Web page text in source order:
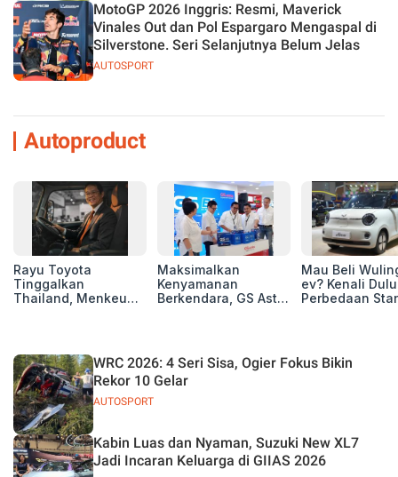
AUTOSPORT
MotoGP 2026 Inggris: Resmi, Maverick
Vinales Out dan Pol Espargaro Mengaspal di
Silverstone. Seri Selanjutnya Belum Jelas
Autoproduct
Rayu Toyota
Tinggalkan
Thailand, Menkeu
Basis Produksi
ASEAN
Maksimalkan
Kenyamanan
Berkendara, GS Astra
2026
Mau Beli
ev? Kenali Dulu
Perbedaan
AUTOSPORT
WRC 2026: 4 Seri Sisa, Ogier Fokus Bikin
Rekor 10 Gelar
Kabin Luas dan Nyaman, Suzuki New XL7
Jadi Incaran Keluarga di GIIAS 2026